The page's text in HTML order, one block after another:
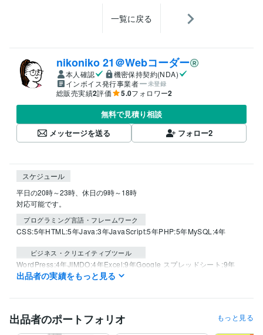
一覧に戻る
nikoniko 21＠Webコーダー
本人確認
機密保持契約(NDA)
インボイス発行事業者
未登録
総販売実績2評価 5.0フォロワー2
無料で見積り相談
メッセージを送る
フォロー2
スケジュール
平日の20時～23時、休日の9時～18時
対応可能です。
プログラミング言語・フレームワーク
CSS:5年HTML:5年Java:3年JavaScript:5年PHP:5年MySQL:4年
ビジネス・クリエイティブツール
WordPress:4年JIMDO:4年Excel:9年Google スプレッドシート:9年
PowerPoint:9年Word:9年Canva:3年
得意分野
出品者の実績をもっと見る
出品者のポートフォリオ もっと見る